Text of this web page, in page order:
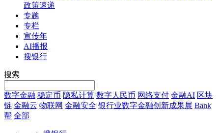
政策速递
专题
专栏
宣传年
AI播报
搜银行
搜索
数字金融 稳定币 隐私计算 数字人民币 网络支付 金融AI 区块
链 金融云 物联网 金融安全 银行业数字金融创新成果展 Bank
帮 全部